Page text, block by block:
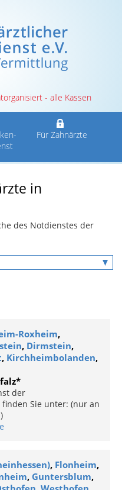
- alle Kassen
Für Zahnärzte
in
des Notdienstes der
Roxheim,
, Dirmstein,
, Kirchheimbolanden,
der
Sie unter: (nur an
, Flonheim,
, Guntersblum,